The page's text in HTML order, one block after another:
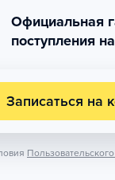
Официальная
поступления
Записаться на